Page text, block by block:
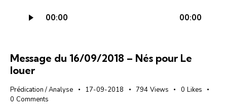
audio
00:00 00:00
Message du 16/09/2018 – Nés pour Le
louer
Prédication / Analyse 17-09-2018 794 Views 0 Likes
0 Comments